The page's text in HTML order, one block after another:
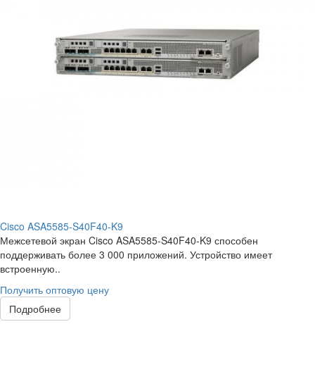
Cisco ASA5585-S40F40-K9
Межсетевой экран Cisco ASA5585-S40F40-K9 способен
поддерживать более 3 000 приложений. Устройство имеет
встроенную..
Получить оптовую цену
Подробнее